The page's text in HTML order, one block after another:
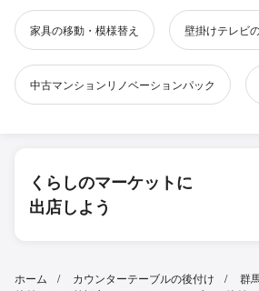
家具の移動・模様替え 壁掛けテレビ
中古マンションリノベーションパック
くらしのマーケットに
出店しよう
ホーム カウンターテーブルの後付け
群